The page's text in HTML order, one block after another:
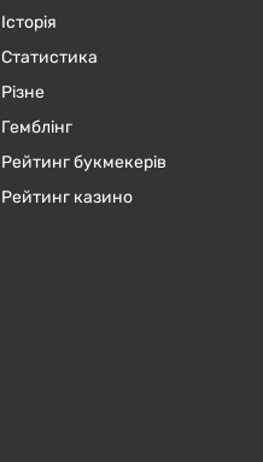
Історія
Статистика
Різне
Гемблінг
Рейтинг букмекерів
Рейтинг казино